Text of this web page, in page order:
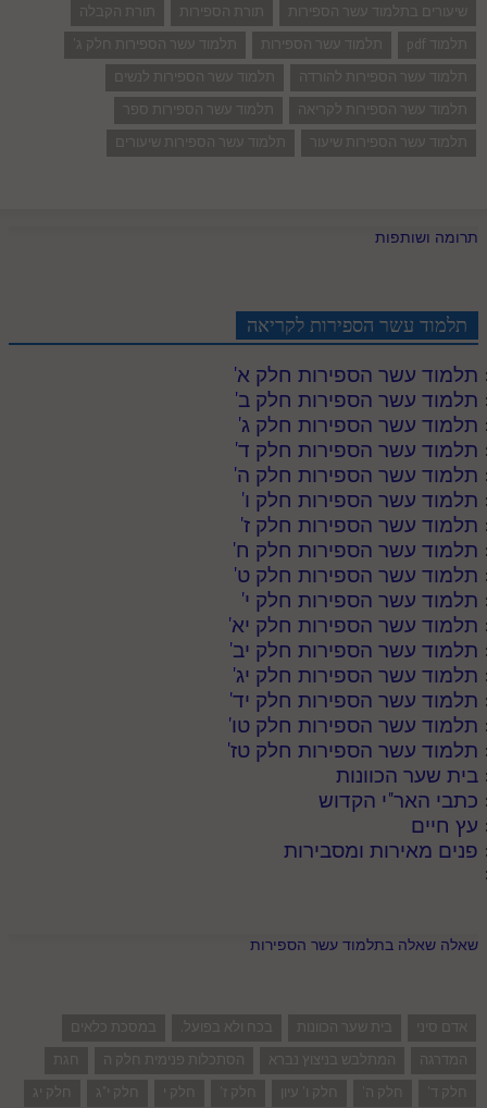
שיעורים בתלמוד עשר הספירות
תורת הספירות
תורת הקבלה
תלמוד pdf
תלמוד עשר הספירות
תלמוד עשר הספירות חלק ג'
תלמוד עשר הספירות להורדה
תלמוד עשר הספירות לנשים
תלמוד עשר הספירות לקריאה
תלמוד עשר הספירות ספר
תלמוד עשר הספירות שיעור
תלמוד עשר הספירות שיעורים
תרומה ושותפות
תלמוד עשר הספירות לקריאה
תלמוד עשר הספירות חלק א'
תלמוד עשר הספירות חלק ב'
תלמוד עשר הספירות חלק ג'
תלמוד עשר הספירות חלק ד'
תלמוד עשר הספירות חלק ה'
תלמוד עשר הספירות חלק ו'
תלמוד עשר הספירות חלק ז'
תלמוד עשר הספירות חלק ח'
תלמוד עשר הספירות חלק ט'
תלמוד עשר הספירות חלק י'
תלמוד עשר הספירות חלק יא'
תלמוד עשר הספירות חלק יב'
תלמוד עשר הספירות חלק יג'
תלמוד עשר הספירות חלק יד'
תלמוד עשר הספירות חלק טו'
תלמוד עשר הספירות חלק טז'
בית שער הכוונות
כתבי האר"י הקדוש
עץ חיים
פנים מאירות ומסבירות
שאלה שאלה בתלמוד עשר הספירות
אדם סיני בית שער הכוונות בכח ולא בפועל.
במסכת כלאים
המדרגה
המתלבש בניצוץ נברא הסתכלות פנימית חלק ה
חגת
חלק ד'
חלק ה' חלק ו' עיון חלק ז' חלק י חלק י"ג
חלק יג